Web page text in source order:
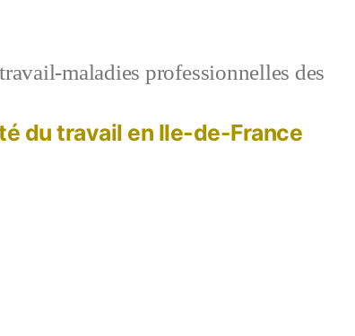
maladies professionnelles des
du travail en Ile-de-France